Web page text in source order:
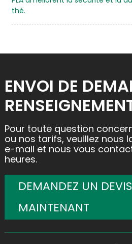
thé.
ENVOI DE
Pour toute question
ou nos tarifs, veuillez nous
e-mail et nous vous
heures.
DEMANDEZ UN
MAINTENANT